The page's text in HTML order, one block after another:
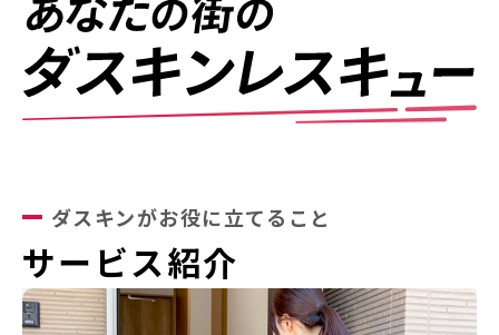
ダスキンがお役に立てること
サービス紹介